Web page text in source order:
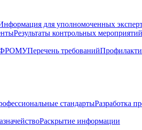
для уполномоченных
Результаты контрольных мероприятий
ФРОМУПеречень требований
стандартыРазработка
Раскрытие информации